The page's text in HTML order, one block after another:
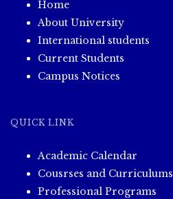
Home
About University
International students
Current Students
Campus Notices
QUICK LINK
Academic Calendar
Cousrses and Curriculums
Professional Programs